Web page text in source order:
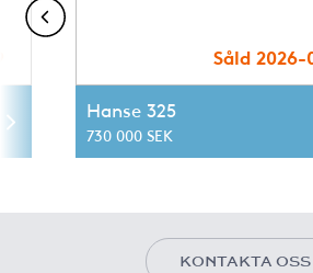
Såld 2026-
Hanse 325
730 000 SEK
KONTAKTA OSS